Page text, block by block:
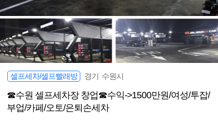
셀프세차/셀프빨래방 경기 수원시
☎수원 셀프세차장 창업☎수익->1500만원/여성/투잡/
부업/카페/오토/은퇴손세차